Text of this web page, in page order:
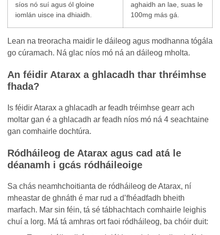
síos nó suí agus ól gloine
iomlán uisce ina dhiaidh.
aghaidh an lae, suas le
100mg más gá.
Lean na treoracha maidir le dáileog agus modhanna tógála
go cúramach. Ná glac níos mó ná an dáileog mholta.
An féidir Atarax a ghlacadh thar thréimhse
fhada?
Is féidir Atarax a ghlacadh ar feadh tréimhse gearr ach
moltar gan é a ghlacadh ar feadh níos mó ná 4 seachtaine
gan comhairle dochtúra.
Ródháileog de Atarax agus cad atá le
déanamh i gcás ródháileoige
Sa chás neamhchoitianta de ródháileog de Atarax, ní
mheastar de ghnáth é mar rud a d’fhéadfadh bheith
marfach. Mar sin féin, tá sé tábhachtach comhairle leighis
chuí a lorg. Má tá amhras ort faoi ródháileog, ba chóir duit: